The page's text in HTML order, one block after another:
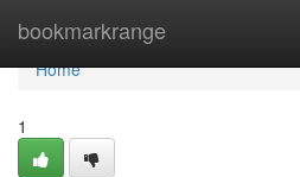
bookmarkrange
Home
Home
1